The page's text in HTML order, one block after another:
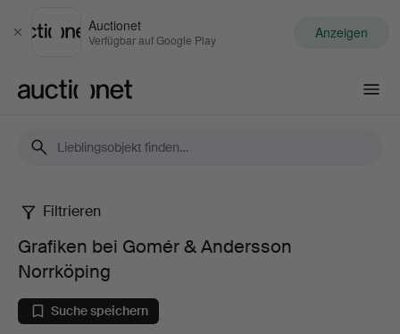
Schließen
Auctionet
Verfügbar auf Google Play Anzeigen
Grafiken
bei
Gomér
Filtrieren
Grafiken bei Gomér & Andersson
Norrköping
Suche speichern